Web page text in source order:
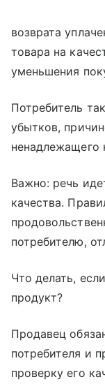
возврата
товара на
уменьшения
Потребитель
убытков,
ненадлежащего
Важно: речь
качества.
потребителю,
Что делать,
продукт?
Продавец
потребителя и
проверку его